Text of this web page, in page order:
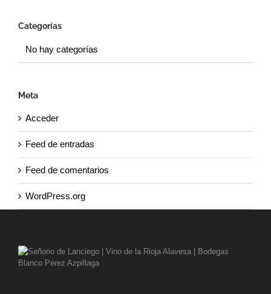
Categorías
No hay categorías
Meta
Acceder
Feed de entradas
Feed de comentarios
WordPress.org